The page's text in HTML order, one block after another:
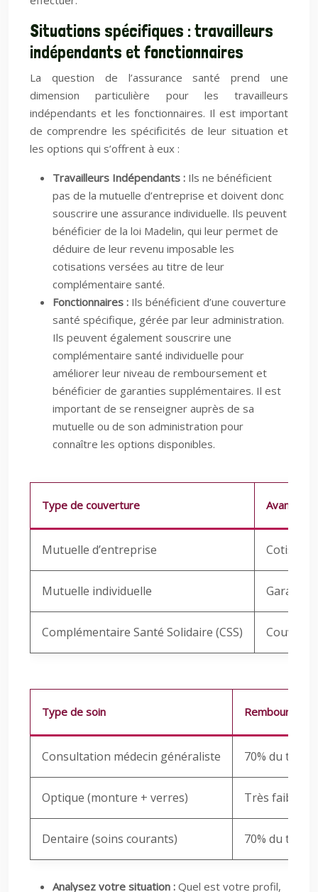
Situations spécifiques : travailleurs
indépendants et fonctionnaires
La question de l’assurance santé prend une
dimension particulière pour les travailleurs
indépendants et les fonctionnaires. Il est important
de comprendre les spécificités de leur situation et
les options qui s’offrent à eux :
Travailleurs Indépendants : Ils ne bénéficient
pas de la mutuelle d’entreprise et doivent donc
souscrire une assurance individuelle. Ils peuvent
bénéficier de la loi Madelin, qui leur permet de
déduire de leur revenu imposable les
cotisations versées au titre de leur
complémentaire santé.
Fonctionnaires : Ils bénéficient d’une couverture
santé spécifique, gérée par leur administration.
Ils peuvent également souscrire une
complémentaire santé individuelle pour
améliorer leur niveau de remboursement et
bénéficier de garanties supplémentaires. Il est
important de se renseigner auprès de sa
mutuelle ou de son administration pour
connaître les options disponibles.
Type de couverture Avantages
Mutuelle d’entreprise
Mutuelle individuelle
Complémentaire Santé Solidaire (CSS)
Type de soin
Consultation médecin généraliste 70% du tarif
Optique (monture + verres) Très faible,
Dentaire (soins courants) 70% du tarif
Analysez votre situation : Quel est votre profil,